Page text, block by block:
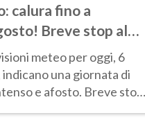
calura fino a
Breve stop al
7 e 9 agosto
meteo per oggi, 6
indicano una giornata di
e afosto. Breve stop